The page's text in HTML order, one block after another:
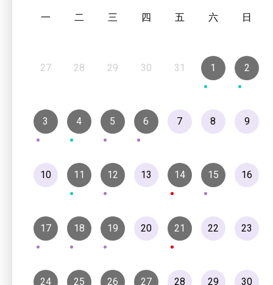
一 二 三 四 五 六 日
27 28 29 30 31 1 2
3 4 5 6 7 8 9
10 11 12 13 14 15 16
17 18 19 20 21 22 23
24 25 26 27 28 29 30